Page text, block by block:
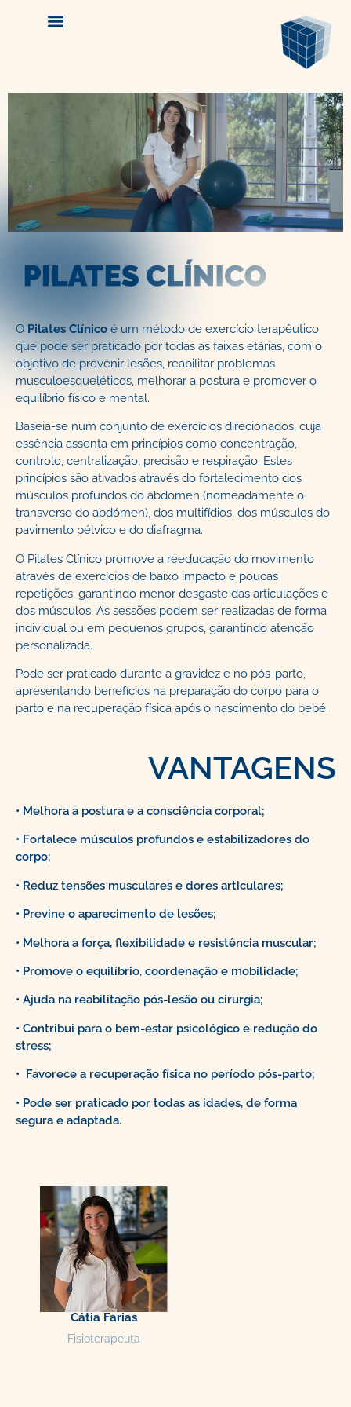
O Pilates Clínico é um método de exercício terapêutico
que pode ser praticado por todas as faixas etárias, com o
objetivo de prevenir lesões, reabilitar problemas
musculoesqueléticos, melhorar a postura e promover o
equilíbrio físico e mental.
Baseia-se num conjunto de exercícios direcionados, cuja
essência assenta em princípios como concentração,
controlo, centralização, precisão e respiração. Estes
princípios são ativados através do fortalecimento dos
músculos profundos do abdómen (nomeadamente o
transverso do abdómen), dos multifídios, dos músculos do
pavimento pélvico e do diafragma.
O Pilates Clínico promove a reeducação do movimento
através de exercícios de baixo impacto e poucas
repetições, garantindo menor desgaste das articulações e
dos músculos. As sessões podem ser realizadas de forma
individual ou em pequenos grupos, garantindo atenção
personalizada.
Pode ser praticado durante a gravidez e no pós-parto,
apresentando benefícios na preparação do corpo para o
parto e na recuperação física após o nascimento do bebé.
VANTAGENS
• Melhora a postura e a consciência corporal;
• Fortalece músculos profundos e estabilizadores do
corpo;
• Reduz tensões musculares e dores articulares;
• Previne o aparecimento de lesões;
• Melhora a força, flexibilidade e resistência muscular;
• Promove o equilíbrio, coordenação e mobilidade;
• Ajuda na reabilitação pós-lesão ou cirurgia;
• Contribui para o bem-estar psicológico e redução do
stress;
• Favorece a recuperação física no período pós-parto;
• Pode ser praticado por todas as idades, de forma
segura e adaptada.
Cátia Farias
Fisioterapeuta